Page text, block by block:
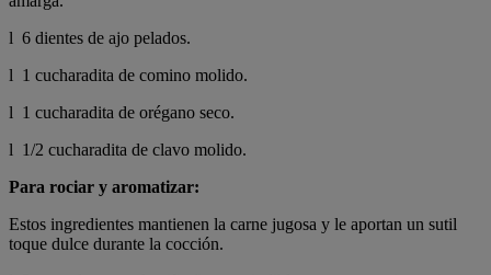
l 6 dientes de ajo pelados.
l 1 cucharadita de comino molido.
l 1 cucharadita de orégano seco.
l 1/2 cucharadita de clavo molido.
Para rociar y aromatizar:
Estos ingredientes mantienen la carne jugosa y le aportan un sutil
toque dulce durante la cocción.